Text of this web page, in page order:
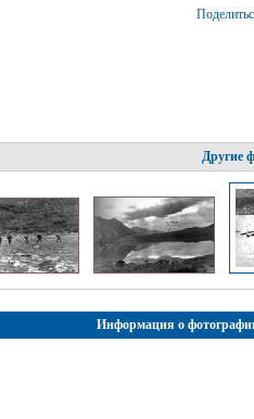
Другие
Информация о